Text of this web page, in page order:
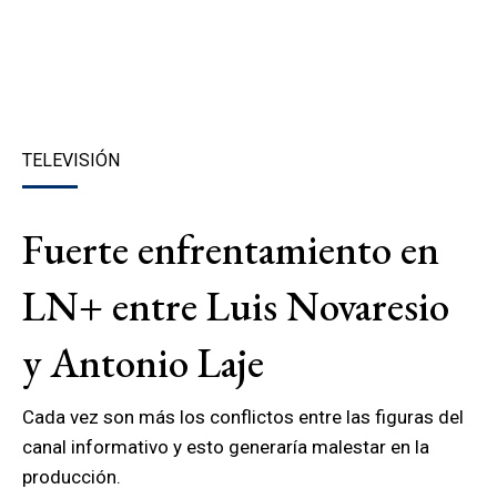
TELEVISIÓN
Fuerte enfrentamiento en
LN+ entre Luis Novaresio
y Antonio Laje
Cada vez son más los conflictos entre las figuras del
canal informativo y esto generaría malestar en la
producción.